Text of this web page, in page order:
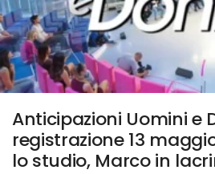
Anticipazioni Uomini e
registrazione 13
lo studio, Marco in